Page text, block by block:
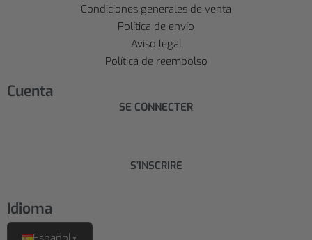
Condiciones generales de venta
Política de envío
Aviso legal
Política de reembolso
Cuenta
SE CONNECTER
S'INSCRIRE
Idioma